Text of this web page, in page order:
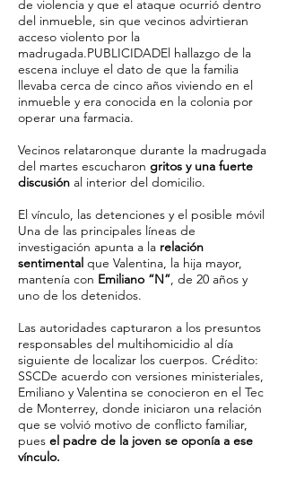
de violencia y que el ataque ocurrió dentro
del inmueble, sin que vecinos advirtieran
acceso violento por la
madrugada.PUBLICIDADEl hallazgo de la
escena incluye el dato de que la familia
llevaba cerca de cinco años viviendo en el
inmueble y era conocida en la colonia por
operar una farmacia.
Vecinos relataronque durante la madrugada
del martes escucharon gritos y una fuerte
discusión al interior del domicilio.
El vínculo, las detenciones y el posible móvil
Una de las principales líneas de
investigación apunta a la relación
sentimental que Valentina, la hija mayor,
mantenía con Emiliano “N”, de 20 años y
uno de los detenidos.
Las autoridades capturaron a los presuntos
responsables del multihomicidio al día
siguiente de localizar los cuerpos. Crédito:
SSCDe acuerdo con versiones ministeriales,
Emiliano y Valentina se conocieron en el Tec
de Monterrey, donde iniciaron una relación
que se volvió motivo de conflicto familiar,
pues el padre de la joven se oponía a ese
vínculo.